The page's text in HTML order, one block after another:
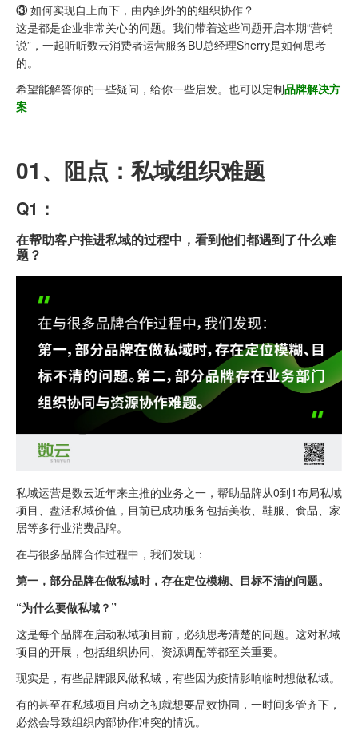
③如何实现自上而下，由内到外的的组织协作？
这是都是企业非常关心的问题。我们带着这些问题开启本期“营销
说”，一起听听数云消费者运营服务BU总经理Sherry是如何思考
的。
希望能解答你的一些疑问，给你一些启发。也可以定制品牌解决方
案
01、 阻点： 私域组织难题
Q1：
在帮助客户推进私域的过程中，看到他们都遇到了什么难
题？
私域运营是数云近年来主推的业务之一，帮助品牌从0到1布局私域
项目、盘活私域价值，目前已成功服务包括美妆、鞋服、食品、家
居等多行业消费品牌。
在与很多品牌合作过程中，我们发现：
第一，部分品牌在做私域时，存在定位模糊、目标不清的问题。
“为什么要做私域？”
这是每个品牌在启动私域项目前，必须思考清楚的问题。这对私域
项目的开展，包括组织协同、资源调配等都至关重要。
现实是，有些品牌跟风做私域，有些因为疫情影响临时想做私域。
有的甚至在私域项目启动之初就想要品效协同，一时间多管齐下，
必然会导致组织内部协作冲突的情况。